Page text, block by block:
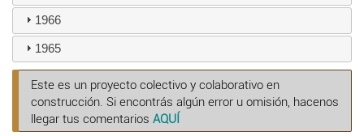
1966
1965
Este es un proyecto colectivo y colaborativo en
construcción. Si encontrás algún error u omisión, hacenos
llegar tus comentarios AQUÍ